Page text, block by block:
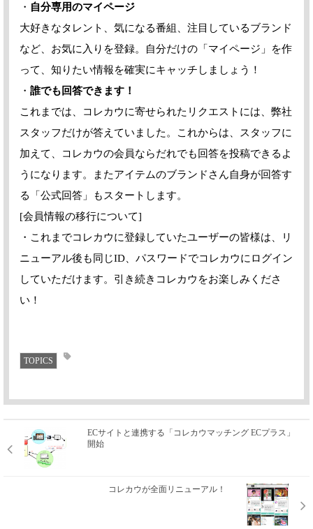
・ 自分専用のマイページ
大好きなタレント、気になる番組、注目しているブランド
など、お気に入りを登録。自分だけの「マイページ」を作
って、知りたい情報を確実にキャッチしましょう！
・ 誰でも回答できます！
これまでは、コレカウに寄せられたリクエストには、弊社
スタッフだけが答えていました。これからは、スタッフに
加えて、コレカウの会員ならだれでも回答を投稿できるよ
うになります。またアイテムのブランドさん自身が回答す
る「公式回答」もスタートします。
[会員情報の移行について]
・これまでコレカウに登録していたユーザーの皆様は、リ
ニューアル後も同じID、パスワードでコレカウにログイン
していただけます。引き続きコレカウをお楽しみくださ
い！
TOPICS
ECサイトと連携する「コレカウマッチング ECプラス」
開始
コレカウが全面リニューアル！